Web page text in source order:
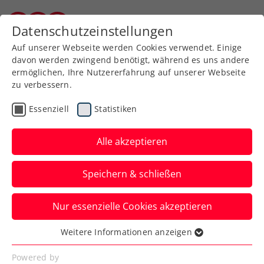
Zurück zur Newsübersicht
ATP
ATP Paris:
Halbfinalpremiere für
Miedler auf Masters-
1000-Ebene
Für Alexander Erler ist im Doppel beim
Millionenturnier in Frankreichs
Hauptstadt hingegen Endstation.
Datenschutzeinstellungen
Auf unserer Webseite werden Cookies verwendet. Einige
davon werden zwingend benötigt, während es uns andere
ermöglichen, Ihre Nutzererfahrung auf unserer Webseite
zu verbessern.
Essenziell Statistiken
Alle akzeptieren
Speichern & schließen
Nur essenzielle Cookies akzeptieren
Essenziell
Essenzielle Cookies werden für grundlegende
Weitere Informationen anzeigen
Powered by